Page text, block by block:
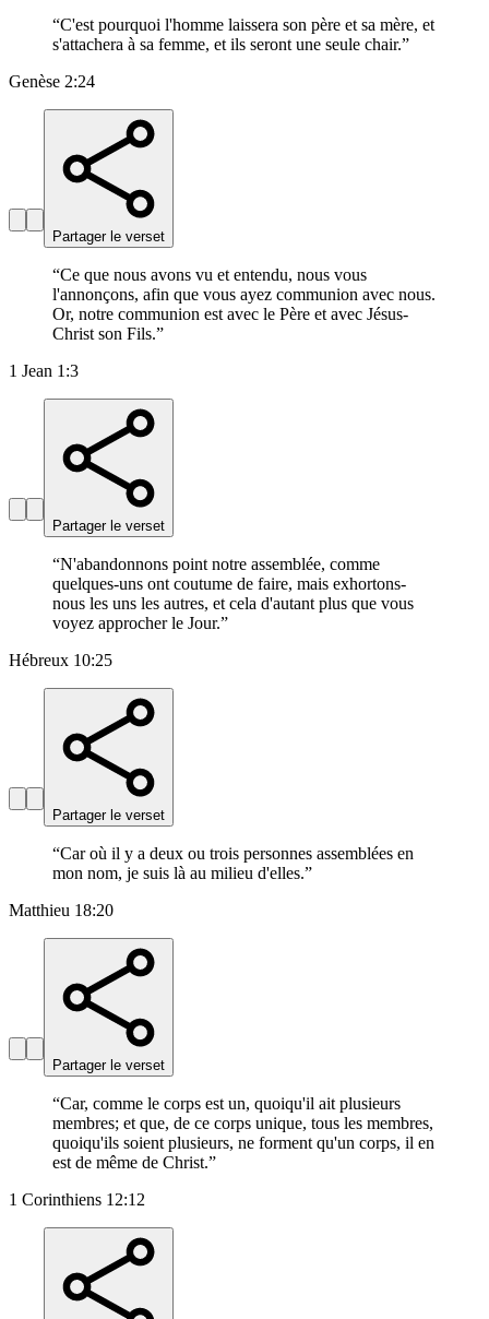
“C'est pourquoi l'homme laissera son père et sa mère, et
s'attachera à sa femme, et ils seront une seule chair.”
Genèse 2:24
Partager le verset
“Ce que nous avons vu et entendu, nous vous
l'annonçons, afin que vous ayez communion avec nous.
Or, notre communion est avec le Père et avec Jésus-
Christ son Fils.”
1 Jean 1:3
Partager le verset
“N'abandonnons point notre assemblée, comme
quelques-uns ont coutume de faire, mais exhortons-
nous les uns les autres, et cela d'autant plus que vous
voyez approcher le Jour.”
Hébreux 10:25
Partager le verset
“Car où il y a deux ou trois personnes assemblées en
mon nom, je suis là au milieu d'elles.”
Matthieu 18:20
Partager le verset
“Car, comme le corps est un, quoiqu'il ait plusieurs
membres; et que, de ce corps unique, tous les membres,
quoiqu'ils soient plusieurs, ne forment qu'un corps, il en
est de même de Christ.”
1 Corinthiens 12:12